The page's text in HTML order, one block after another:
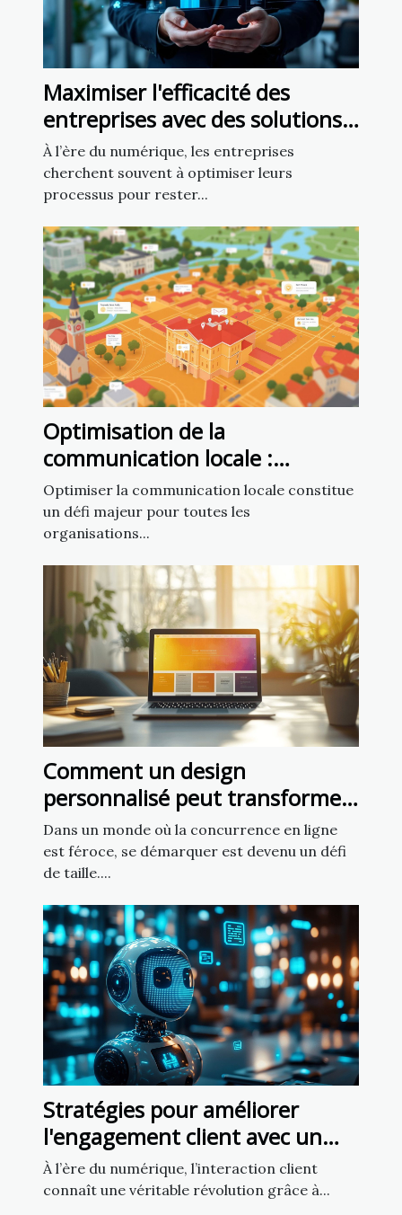
Maximiser l'efficacité des
entreprises avec des solutions
numériques personnalisées
À l’ère du numérique, les entreprises
cherchent souvent à optimiser leurs
processus pour rester...
Optimisation de la
communication locale :
exploiter un fichier d’emails de
mairies
Optimiser la communication locale constitue
un défi majeur pour toutes les
organisations...
Comment un design
personnalisé peut transformer
votre présence en ligne ?
Dans un monde où la concurrence en ligne
est féroce, se démarquer est devenu un défi
de taille....
Stratégies pour améliorer
l'engagement client avec un
chatbot IA
À l’ère du numérique, l’interaction client
connaît une véritable révolution grâce à...